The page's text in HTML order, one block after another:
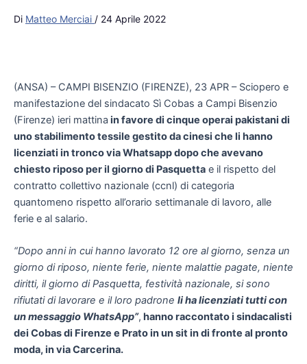
Di Matteo Merciai / 24 Aprile 2022
(ANSA) – CAMPI BISENZIO (FIRENZE), 23 APR – Sciopero e
manifestazione del sindacato Sì Cobas a Campi Bisenzio
(Firenze) ieri mattina in favore di cinque operai pakistani di
uno stabilimento tessile gestito da cinesi che li hanno
licenziati in tronco via Whatsapp dopo che avevano
chiesto riposo per il giorno di Pasquetta e il rispetto del
contratto collettivo nazionale (ccnl) di categoria
quantomeno rispetto all’orario settimanale di lavoro, alle
ferie e al salario.
“Dopo anni in cui hanno lavorato 12 ore al giorno, senza un
giorno di riposo, niente ferie, niente malattie pagate, niente
diritti, il giorno di Pasquetta, festività nazionale, si sono
rifiutati di lavorare e il loro padrone li ha licenziati tutti con
un messaggio WhatsApp”, hanno raccontato i sindacalisti
dei Cobas di Firenze e Prato in un sit in di fronte al pronto
moda, in via Carcerina.